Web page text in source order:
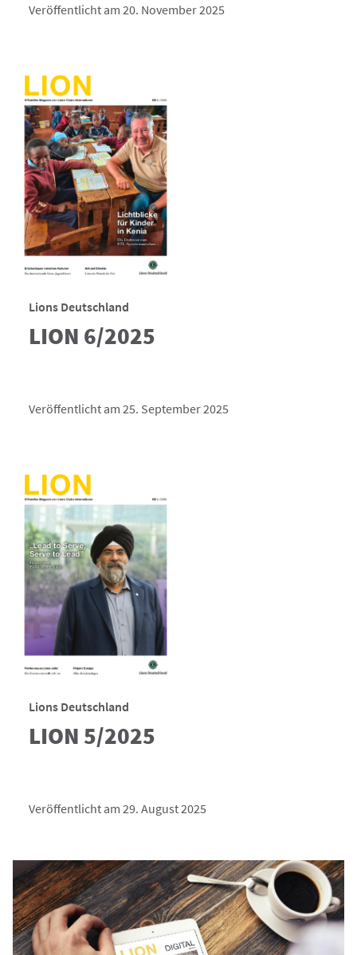
Veröffentlicht am 20. November 2025
Lions Deutschland
LION 6/2025
Veröffentlicht am 25. September 2025
Lions Deutschland
LION 5/2025
Veröffentlicht am 29. August 2025